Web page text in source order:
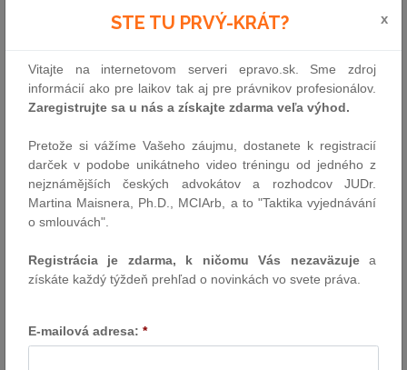
prvostupňovému rozsudku, vydanému Okresným súdom
opakovane nevrátilo potvrdenie o jeho doručení. Okresný súd
následne na tzv. doložke právoplatnosti vyznačil dátum 13.
decembra 2010. Sťažovateľ medzičasom neúspešne podal
dovolania. V januári 2011 podal ústavnú sťažnosť tvrdiac, že
sťažnosť bola podaná v zákonnej lehote dvoch mesiacov od 12.
novembra 2010, kedy mu bolo oznámené, že jeho podnet
generálnemu prokurátorovi bol odložený. Vo februári 2011
ústavný súd odmietol sťažnosť ako oneskorene podanú z dôvodu,
doručenia rozhodnutia krajského súdu, k čomu podľa názoru
ústavného súdu došlo nie neskôr ako 10. mája 2010, kedy
Európsky súd pre ľudské práva vo svojom rozhodnutí akceptoval
STE TU PRVÝ-KRÁT? x
Vitajte na internetovom serveri epravo.sk. Sme zdroj
informácií ako pre laikov tak aj pre právnikov profesionálov.
Zaregistrujte sa u nás a získajte zdarma veľa výhod.
Pretože si vážíme Vašeho záujmu, dostanete k registracií
darček v podobe unikátneho video tréningu od jedného z
nejznámějších českých advokátov a rozhodcov JUDr.
Martina Maisnera, Ph.D., MCIArb, a to "Taktika vyjednávání
o smlouvách".
Registrácia je zdarma, k ničomu Vás nezaväzujea
získáte každý týždeň prehľad o novinkách vo svete práva.
E-mailová adresa: *